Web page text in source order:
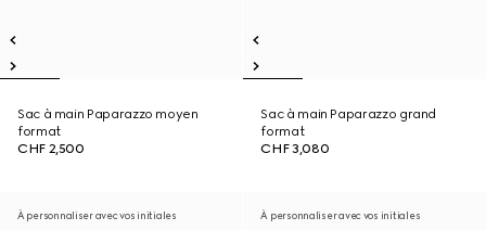
Sac à main Paparazzo moyen
format
CHF 2,500
Sac à main Paparazzo grand
format
CHF 3,080
À personnaliser avec vos initiales À personnaliser avec vos initiales